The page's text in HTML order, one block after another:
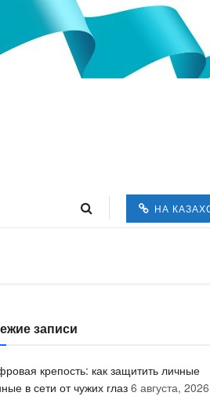
НА
записи
крепость: как защитить личные
в сети от чужих глаз 6 августа, 2026